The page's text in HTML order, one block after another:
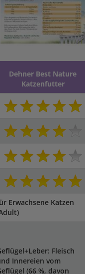
Dehner Best Nature
Katzenfutter
Erwachsene Katzen
Fleisch
Innereien vom
(66 %, davon